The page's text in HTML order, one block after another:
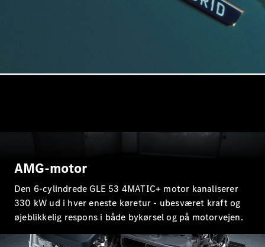
Coupé
Mercedes-
Showroom
Cabriolet / Roadster
AMG-motor
Den 6-cylindrede GLE 53 4MATIC+ motor kanaliserer
330 kW ud i hver eneste køretur - ubesværet kraft og
øjeblikkelig respons i både bykørsel og på motorvejen.